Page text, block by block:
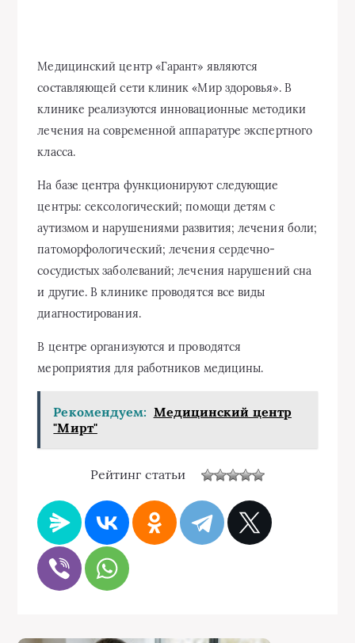
Медицинский центр «Гарант» являются
составляющей сети клиник «Мир здоровья». В
клинике реализуются инновационные методики
лечения на современной аппаратуре экспертного
класса.
На базе центра функционируют следующие
центры: сексологический; помощи детям с
аутизмом и нарушениями развития; лечения боли;
патоморфологический; лечения сердечно-
сосудистых заболеваний; лечения нарушений сна
и другие. В клинике проводятся все виды
диагностирования.
В центре организуются и проводятся
мероприятия для работников медицины.
Рекомендуем: Медицинский центр
"Мирт"
Рейтинг статьи